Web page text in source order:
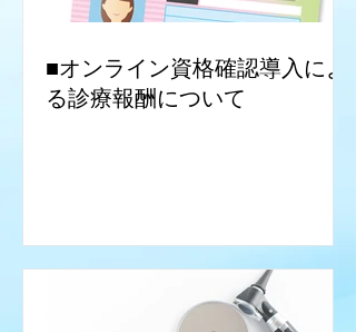
■オンライン資格確認導入によ
る診療報酬について